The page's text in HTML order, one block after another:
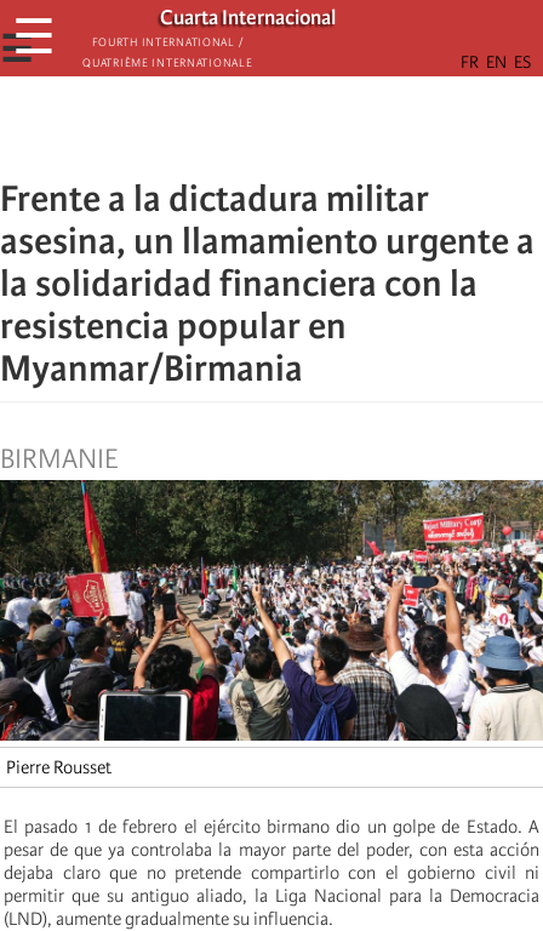
Skip
to
main
Cuarta Internacional
Fourth International /
Quatrième internationale
☰
☰
Frente a la dictadura militar
asesina, un llamamiento urgente a
la solidaridad financiera con la
resistencia popular en
Myanmar/Birmania
BIRMANIE
Pierre Rousset
El pasado 1 de febrero el ejército birmano dio un golpe de Estado. A
pesar de que ya controlaba la mayor parte del poder, con esta acción
dejaba claro que no pretende compartirlo con el gobierno civil ni
permitir que su antiguo aliado, la Liga Nacional para la Democracia
(LND), aumente gradualmente su influencia.